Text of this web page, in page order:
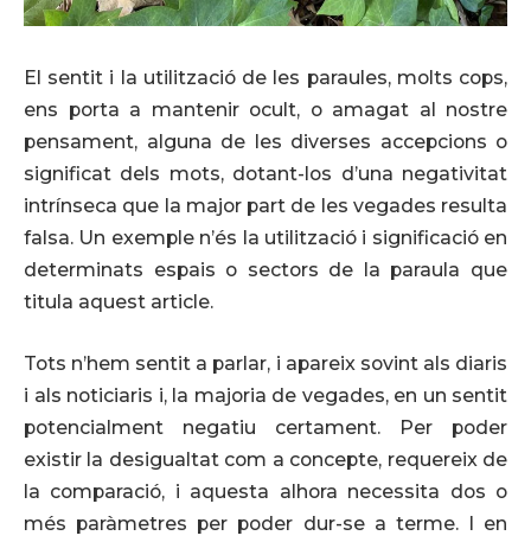
El sentit i la utilització de les paraules, molts cops,
ens porta a mantenir ocult, o amagat al nostre
pensament, alguna de les diverses accepcions o
significat dels mots, dotant-los d’una negativitat
intrínseca que la major part de les vegades resulta
falsa. Un exemple n’és la utilització i significació en
determinats espais o sectors de la paraula que
titula aquest article.
Tots n’hem sentit a parlar, i apareix sovint als diaris
i als noticiaris i, la majoria de vegades, en un sentit
potencialment negatiu certament. Per poder
existir la desigualtat com a concepte, requereix de
la comparació, i aquesta alhora necessita dos o
més paràmetres per poder dur-se a terme. I en